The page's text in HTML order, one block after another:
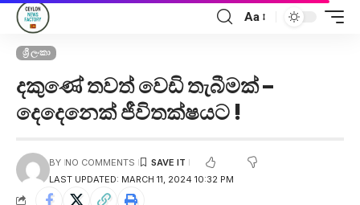
Aa
ශ්‍රී ලංකා
දකුණේ තවත් වෙඩි තැබීමක් –
දෙදෙනෙක් ජීවිතක්ෂයට !
LAST UPDATED: MARCH 11, 2024 10:32 PM
BY NO COMMENTS